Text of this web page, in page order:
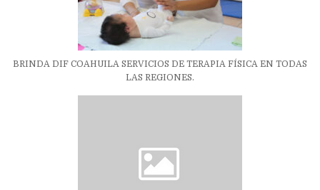
BRINDA DIF COAHUILA SERVICIOS DE TERAPIA FÍSICA EN TODAS
LAS REGIONES.